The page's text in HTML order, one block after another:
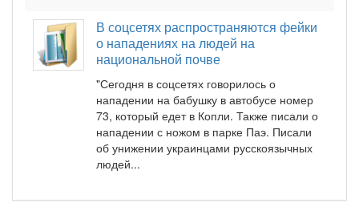
В соцсетях распространяются фейки
о нападениях на людей на
национальной почве
"Сегодня в соцсетях говорилось о
нападении на бабушку в автобусе номер
73, который едет в Копли. Также писали о
нападении с ножом в парке Паэ. Писали
об унижении украинцами русскоязычных
людей...